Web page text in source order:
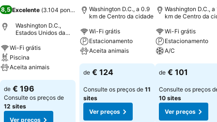
8,5 Excelente (3.104 pontuações)
Washington D.C.,
Estados Unidos da
Wi-Fi grátis
Piscina
Aceita animais
Ver preços
de € 196
Consulte os preços de
12 sites
Ver preços
Washington D.C., a 0.9
km de Centro da cidade
Wi-Fi grátis
Estacionamento
Aceita animais
Ver preços
de € 124
Consulte os preços de 11
sites
Ver preços
Washington D.C., a
km de Centro da
Wi-Fi grátis
Estacionamento
A/C
Ver preços
de € 101
Consulte os preços
10 sites
Ver preços